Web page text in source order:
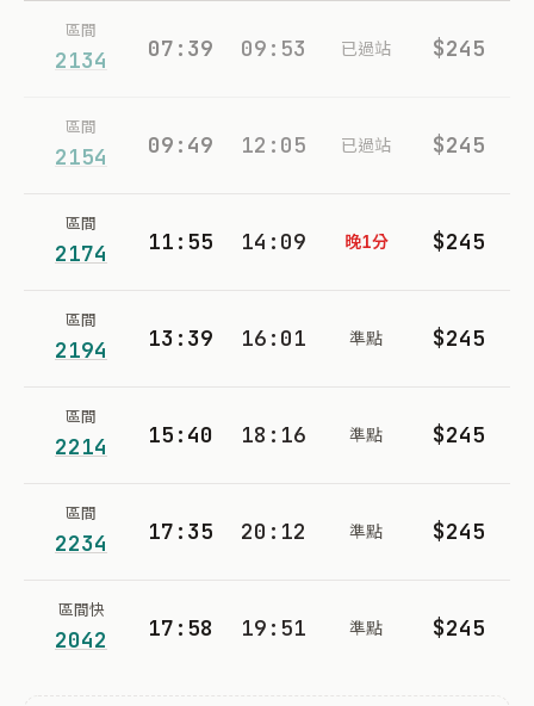
區間
2134 07:39 09:53 已過站 $245
區間
2154 09:49 12:05 已過站 $245
區間
2174 11:55 14:09 晚1分 $245
區間
2194 13:39 16:01 準點 $245
區間
2214 15:40 18:16 準點 $245
區間
2234 17:35 20:12 準點 $245
區間快
2042 17:58 19:51 準點 $245